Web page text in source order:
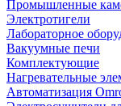
Промышленные
Электротигели
Лабораторное
Вакуумные печи
Комплектующие
Нагревательные
Автоматизация